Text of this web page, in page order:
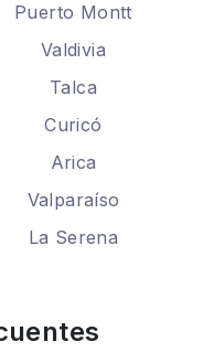
Puerto Montt
Valdivia
Talca
Curicó
Arica
Valparaíso
La Serena